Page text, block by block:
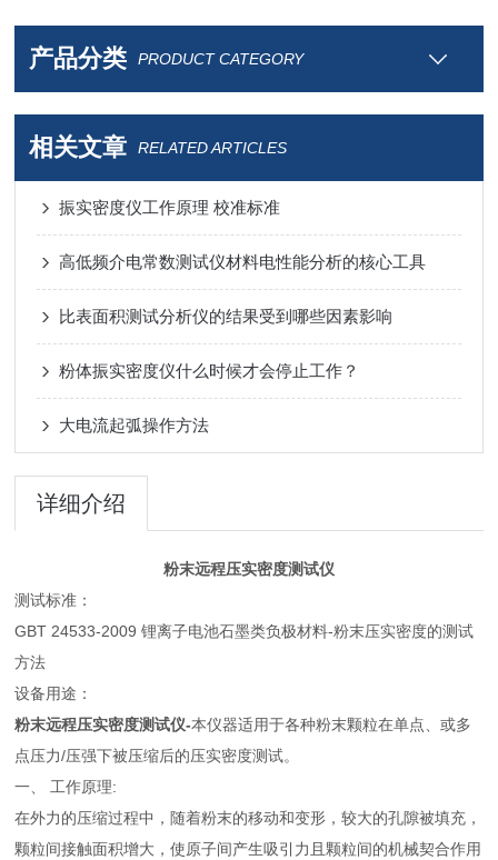
产品分类 PRODUCT CATEGORY
相关文章 RELATED ARTICLES
振实密度仪工作原理 校准标准
高低频介电常数测试仪材料电性能分析的核心工具
比表面积测试分析仪的结果受到哪些因素影响
粉体振实密度仪什么时候才会停止工作？
大电流起弧操作方法
详细介绍
粉末远程压实密度测试仪
测试标准：
GBT 24533-2009 锂离子电池石墨类负极材料-粉末压实密度的测试
方法
设备用途：
粉末远程压实密度测试仪-本仪器适用于各种粉末颗粒在单点、或多
点压力/压强下被压缩后的压实密度测试。
一、 工作原理:
在外力的压缩过程中，随着粉末的移动和变形，较大的孔隙被填充，
颗粒间接触面积增大，使原子间产生吸引力且颗粒间的机械契合作用